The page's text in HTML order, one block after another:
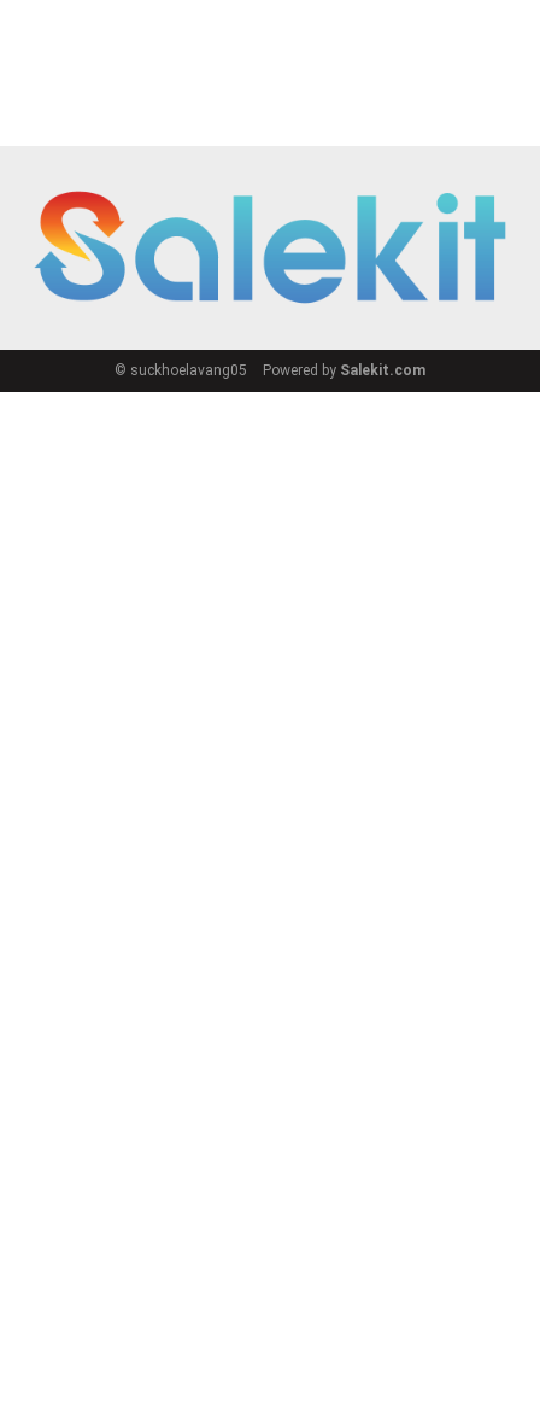
© suckhoelavang05 Powered by Salekit.com